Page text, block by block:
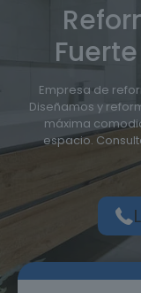
Empresa de
Diseñamos y
máxima
espacio.